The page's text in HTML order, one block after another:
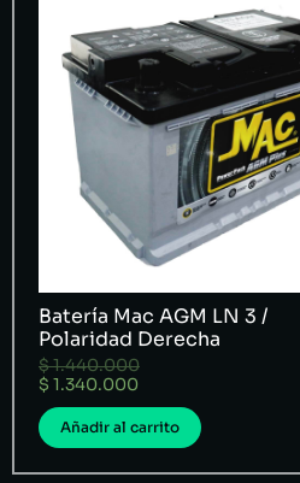
Batería Mac AGM LN 3 /
Polaridad Derecha
$1.440.000
$ 1.340.000
Añadir al carrito